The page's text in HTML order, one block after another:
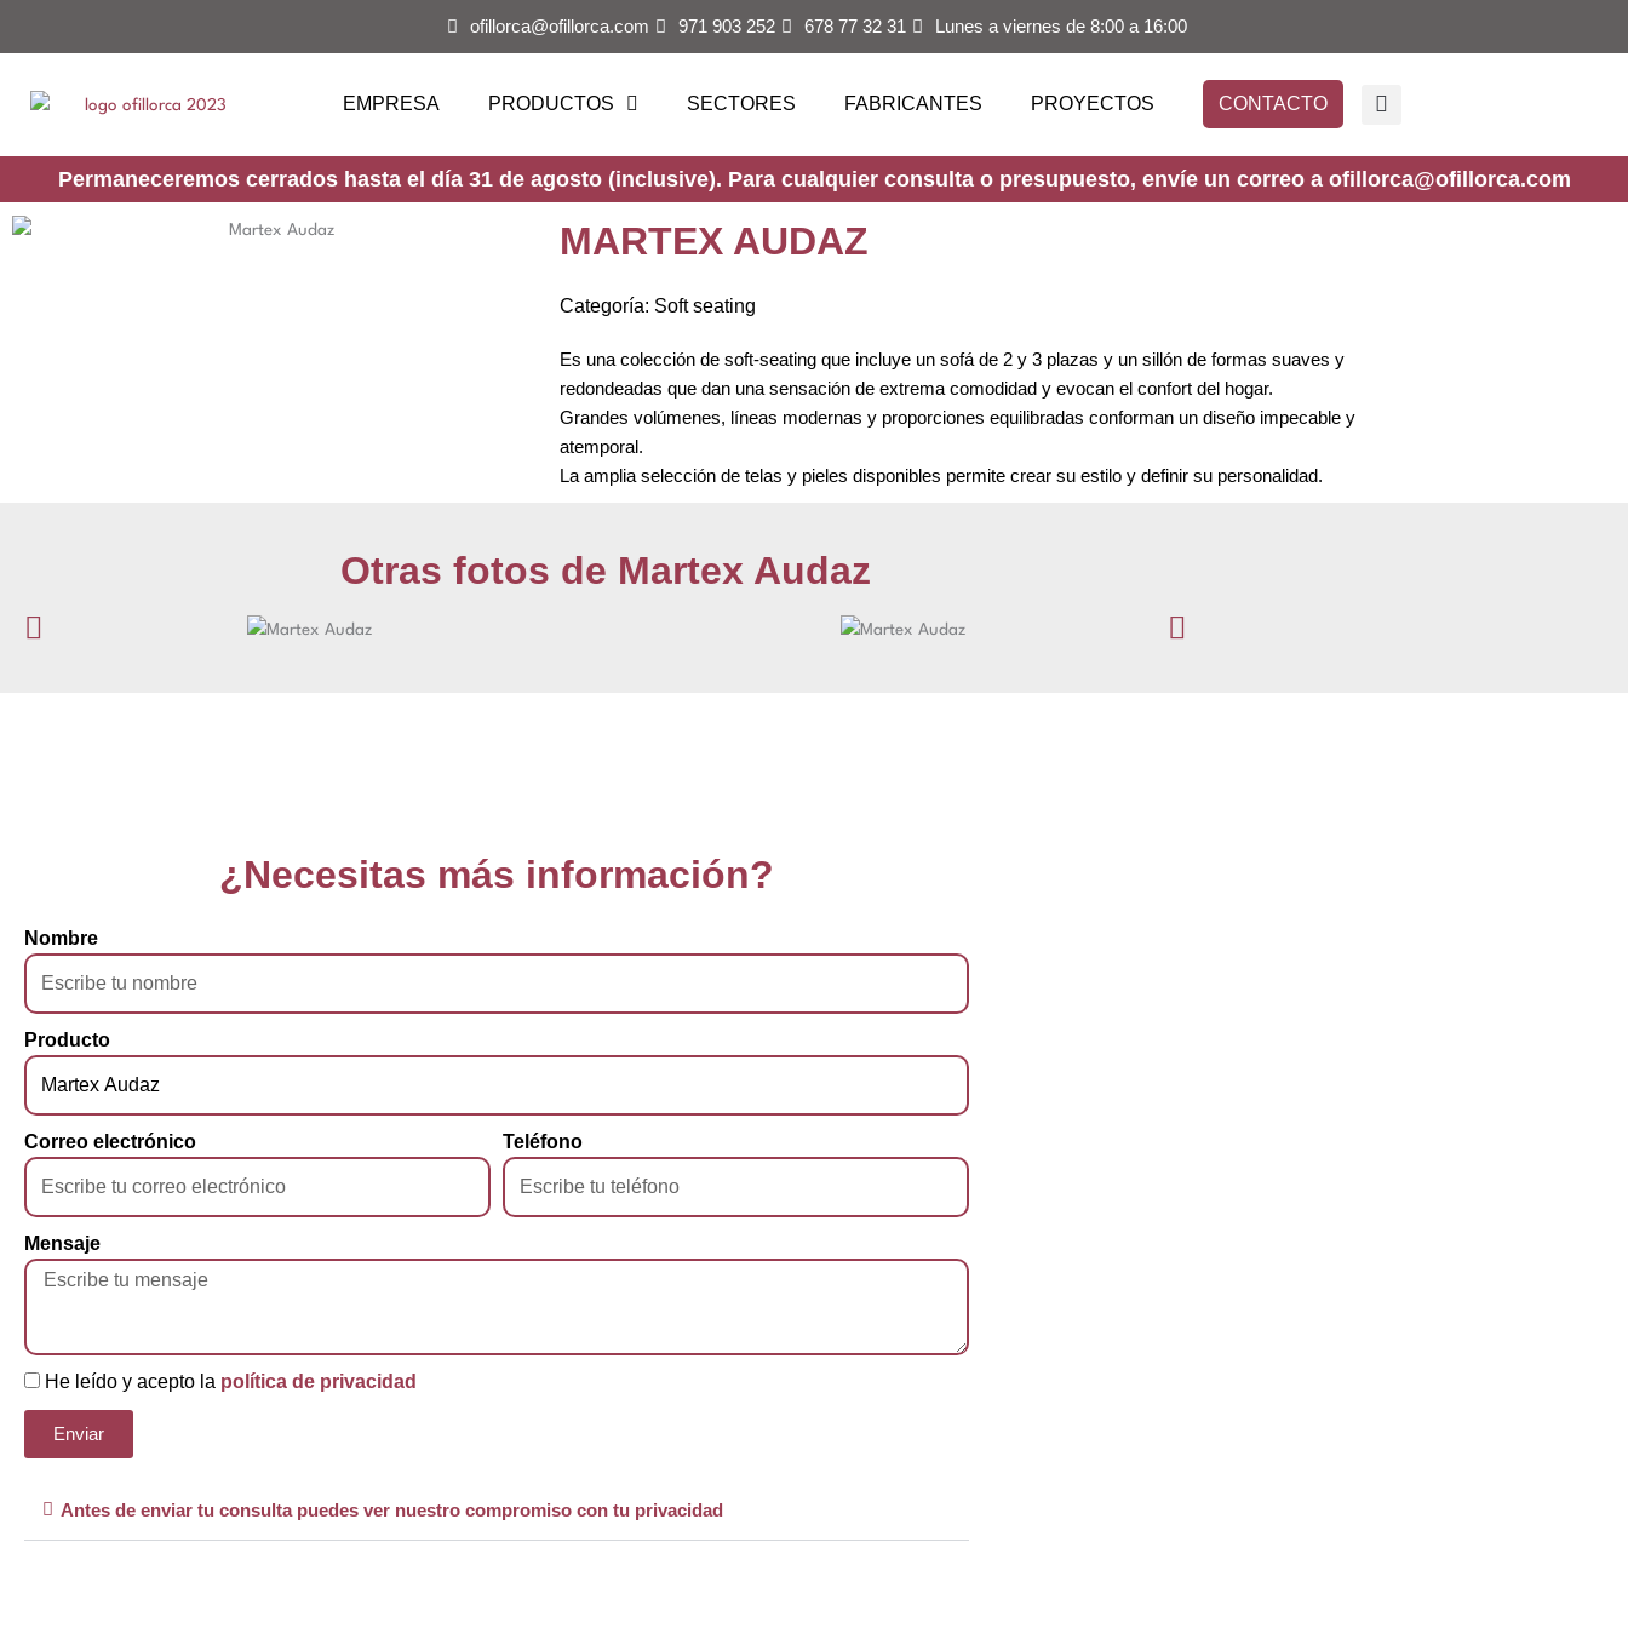
ofillorca@ofillorca.com 971 903 252 678 77 32 31 Lunes a viernes de 8:00 a 16:00
EMPRESA PRODUCTOS SECTORES FABRICANTES PROYECTOS CONTACTO
Permaneceremos cerrados hasta el día 31 de agosto (inclusive). Para cualquier consulta o presupuesto, envíe un correo a ofillorca@ofillorca.com
MARTEX AUDAZ
Categoría: Soft seating
Es una colección de soft-seating que incluye un sofá de 2 y 3 plazas y un sillón de formas suaves y
redondeadas que dan una sensación de extrema comodidad y evocan el confort del hogar.
Grandes volúmenes, líneas modernas y proporciones equilibradas conforman un diseño impecable y
atemporal.
La amplia selección de telas y pieles disponibles permite crear su estilo y definir su personalidad.
Otras fotos de Martex Audaz
¿Necesitas más información?
Nombre
Producto
Correo electrónico Teléfono
Mensaje
He leído y acepto la política de privacidad
Enviar
Antes de enviar tu consulta puedes ver nuestro compromiso con tu privacidad